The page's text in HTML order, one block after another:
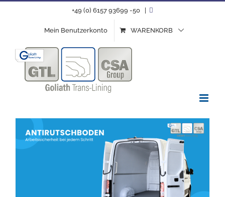
+49 (0) 6157 93699 -50
Mein Benutzerkonto WARENKORB